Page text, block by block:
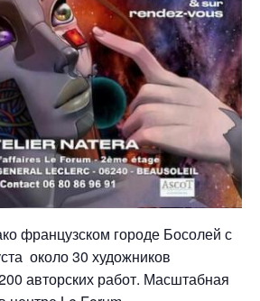
французском городе Босолей с
около 30 художников
авторских работ. Масштабная